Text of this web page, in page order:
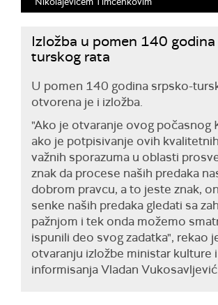
Izložba u pomen 140
turskog rata
U pomen 140 godina srpsko-
otvorena je i izložba.
"Ako je otvaranje ovog počasnog
ako je potpisivanje ovih
važnih sporazuma u oblasti
znak da procese naših predaka
dobrom pravcu, a to jeste znak,
senke naših predaka gledati sa
pažnjom i tek onda možemo
ispunili deo svog zadatka", rekao
otvaranju izložbe ministar kulture i
informisanja Vladan